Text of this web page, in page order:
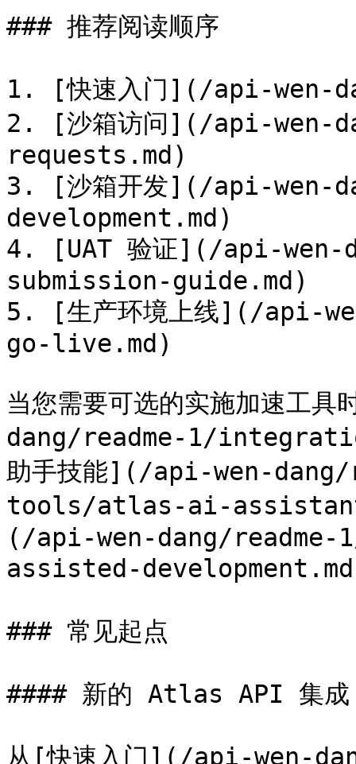
### 推荐阅读顺序
1. [快速入门](/api-wen-
2. [沙箱访问](/api-wen-
requests.md)
3. [沙箱开发](/api-wen-
development.md)
4. [UAT 验证](/api-wen-
submission-guide.md)
5. [生产环境上线](/api-
go-live.md)
当您需要可选的实施加速工
dang/readme-1/
助手技能](/api-wen-
tools/atlas-ai-
(/api-wen-dang/
assisted-
### 常见起点
#### 新的 Atlas API 集成
从[快速入门](/api-wen-